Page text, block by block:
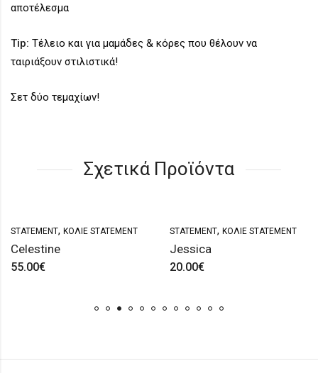
αποτέλεσμα
Tip: Τέλειο και για μαμάδες & κόρες που θέλουν να
ταιριάξουν στιλιστικά!
Σετ δύο τεμαχίων!
Σχετικά Προϊόντα
STATEMENT, ΚΟΛΙΈ STATEMENT
Celestine
55.00€
STATEMENT, ΚΟΛΙΈ STATEMENT
Jessica
20.00€